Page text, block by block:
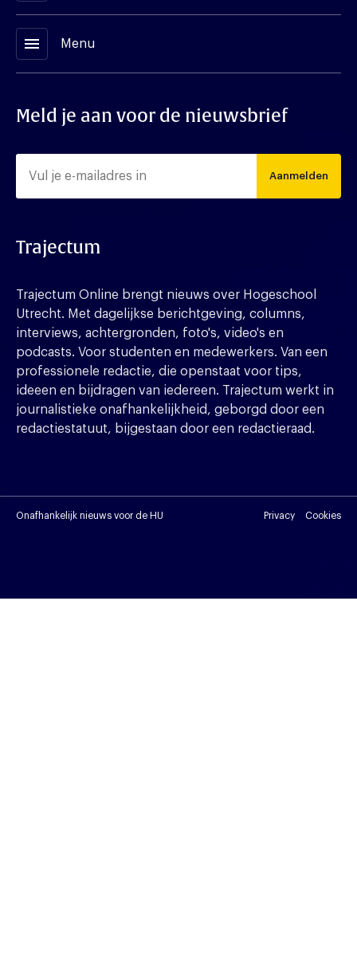
menu Menu
Meld je aan voor de nieuwsbrief
Aanmelden
Trajectum
Trajectum Online brengt nieuws over Hogeschool
Utrecht. Met dagelijkse berichtgeving, columns,
interviews, achtergronden, foto's, video's en
podcasts. Voor studenten en medewerkers. Van een
professionele redactie, die openstaat voor tips,
ideeen en bijdragen van iedereen. Trajectum werkt in
journalistieke onafhankelijkheid, geborgd door een
redactiestatuut, bijgestaan door een redactieraad.
Onafhankelijk nieuws voor de HU Privacy Cookies